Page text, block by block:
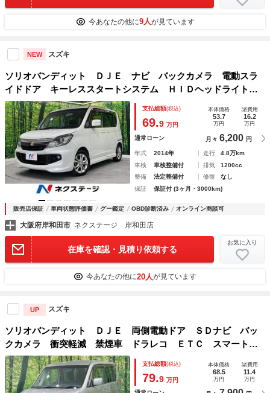
今あなたの他に9人が見ています
NEW スズキ
ソリオバンディット ＤＪＥ ナビ バックカメラ 電動スラ
イドドア キーレススタートシステム ＨＩＤヘッドライト
純正１５インチアルミホイール アイドリングストップ 電動
格納ミラー オートエアコン オートライト 禁煙車
支払総額(税込)
69.9 万円
本体価格
53.7
万円
諸費用
16.2
万円
通常ローン 月々 6,200 円
年式 2014年 走行
4.8万km
車検
車検整備付 排気
1200cc
整備
法定整備付 修復
なし
保証
保証付 (3ヶ月・3000km)
販売店保証 車両状態評価書 グー鑑定 OBD診断済み オンライン商談可
大阪府岸和田市 ネクステージ 岸和田店
在庫を確認・見積り依頼する
お気に入り
今あなたの他に20人が見ています
UP スズキ
ソリオバンディット ＤＪＥ 両側電動ドア ＳＤナビ バッ
クカメラ 衝突軽減 禁煙車 ドラレコ ＥＴＣ スマートキ
ー ＨＩＤヘッド オートライト／エアコン クルーズコント
ロール Ｂｌｕｅｔｏｏｔｈ フルセグ ＤＶＤ／ＣＤ再生
支払総額(税込)
79.9 万円
本体価格
68.5
万円
諸費用
11.4
万円